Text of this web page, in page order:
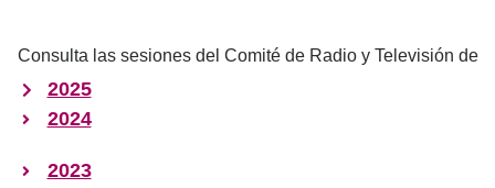
Consulta las sesiones del Comité de Radio y Televisión de
2025
2024
2023